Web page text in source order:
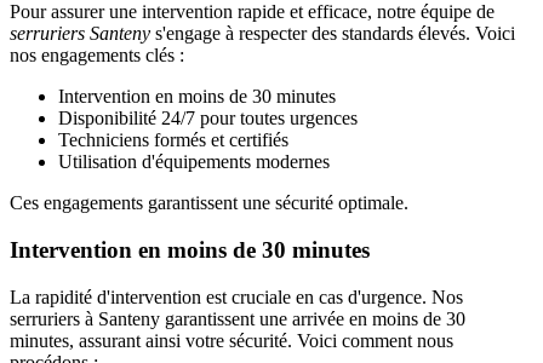
Pour assurer une intervention rapide et efficace, notre équipe de
serruriers Santeny s'engage à respecter des standards élevés. Voici
nos engagements clés :
Intervention en moins de 30 minutes
Disponibilité 24/7 pour toutes urgences
Techniciens formés et certifiés
Utilisation d'équipements modernes
Ces engagements garantissent une sécurité optimale.
Intervention en moins de 30 minutes
La rapidité d'intervention est cruciale en cas d'urgence. Nos
serruriers à Santeny garantissent une arrivée en moins de 30
minutes, assurant ainsi votre sécurité. Voici comment nous